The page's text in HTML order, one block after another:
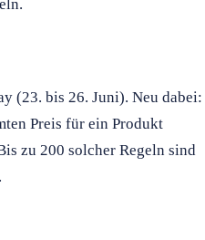
(23. bis 26. Juni). Neu dabei:
Preis für ein Produkt
zu 200 solcher Regeln sind